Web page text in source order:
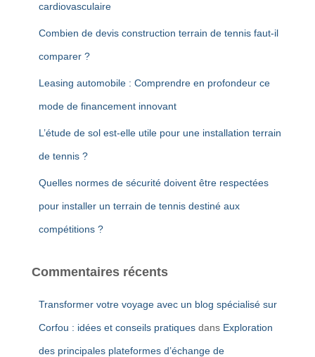
cardiovasculaire
Combien de devis construction terrain de tennis faut-il
comparer ?
Leasing automobile : Comprendre en profondeur ce
mode de financement innovant
L’étude de sol est-elle utile pour une installation terrain
de tennis ?
Quelles normes de sécurité doivent être respectées
pour installer un terrain de tennis destiné aux
compétitions ?
Commentaires récents
Transformer votre voyage avec un blog spécialisé sur
Corfou : idées et conseils pratiques dans Exploration
des principales plateformes d’échange de